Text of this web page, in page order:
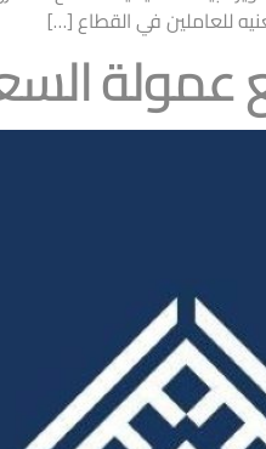
للعاملين في القطاع […]